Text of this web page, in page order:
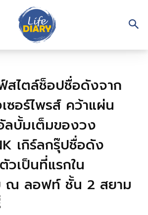
สไตล์ช็อปชื่อดังจาก
อร์ไพรส์ คว้าแผ่น
ลบั้มเต็มของวง
เกิร์ลกรุ๊ปชื่อดัง
วเป็นที่แรกใน
ณ ลอฟท์ ชั้น 2 สยาม